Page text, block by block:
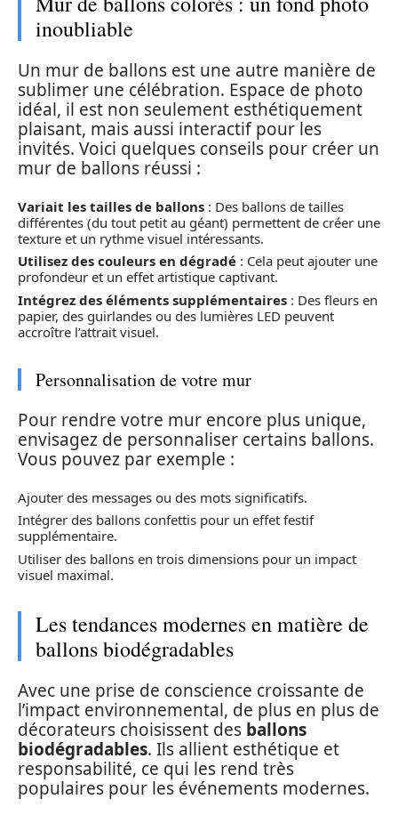
inoubliable
Un mur de ballons est une autre manière de
sublimer une célébration. Espace de photo
idéal, il est non seulement esthétiquement
plaisant, mais aussi interactif pour les
invités. Voici quelques conseils pour créer un
mur de ballons réussi :
Variait les tailles de ballons : Des ballons de tailles
différentes (du tout petit au géant) permettent de créer une
texture et un rythme visuel intéressants.
Utilisez des couleurs en dégradé : Cela peut ajouter une
profondeur et un effet artistique captivant.
Intégrez des éléments supplémentaires : Des fleurs en
papier, des guirlandes ou des lumières LED peuvent
accroître l’attrait visuel.
Personnalisation de votre mur
Pour rendre votre mur encore plus unique,
envisagez de personnaliser certains ballons.
Vous pouvez par exemple :
Ajouter des messages ou des mots significatifs.
Intégrer des ballons confettis pour un effet festif
supplémentaire.
Utiliser des ballons en trois dimensions pour un impact
visuel maximal.
Les tendances modernes en matière de
ballons biodégradables
Avec une prise de conscience croissante de
l’impact environnemental, de plus en plus de
décorateurs choisissent des ballons
biodégradables. Ils allient esthétique et
responsabilité, ce qui les rend très
populaires pour les événements modernes.